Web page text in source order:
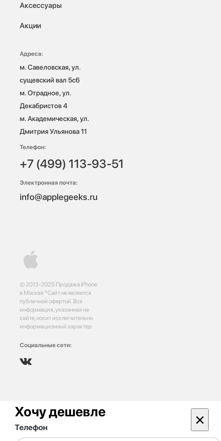
© 2013-2025 Продажа iPhone
в Москве *Сайт не является
публичной офертой. Вся
информация, указанная на
сайте, носит исключительно
информационный характер.
Социальные сети:
Аксессуары
Акции
Адреса:
м. Савеловская, ул.
сущевский вал 5с6
м. Отрадное, ул.
Декабристов 4
м. Академическая, ул.
Дмитрия Ульянова 11
Телефон:
+7 (499) 113-93-51
Электронная почта:
info@applegeeks.ru
Хочу дешевле ×
Телефон